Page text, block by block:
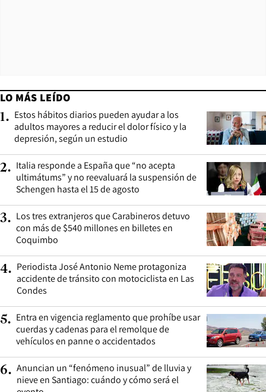
LO MÁS LEÍDO
1. Estos hábitos diarios pueden ayudar a los
adultos mayores a reducir el dolor físico y la
depresión, según un estudio
2. Italia responde a España que “no acepta
ultimátums” y no reevaluará la suspensión de
Schengen hasta el 15 de agosto
3. Los tres extranjeros que Carabineros detuvo
con más de $540 millones en billetes en
Coquimbo
4. Periodista José Antonio Neme protagoniza
accidente de tránsito con motociclista en Las
Condes
5. Entra en vigencia reglamento que prohíbe usar
cuerdas y cadenas para el remolque de
vehículos en panne o accidentados
6. Anuncian un “fenómeno inusual” de lluvia y
nieve en Santiago: cuándo y cómo será el